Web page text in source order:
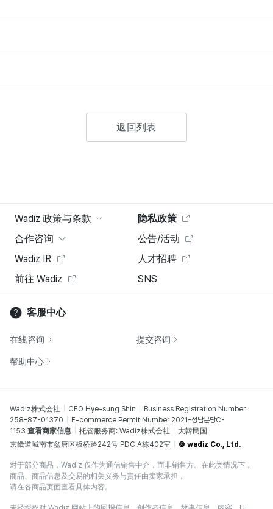
返回列表
Wadiz 政策与条款
隐私政策
合作咨询
公告/活动
Wadiz IR
人才招聘
前往 Wadiz
SNS
客服中心
在线咨询 提交咨询
帮助中心
Wadiz株式会社 CEO Hye-sung Shin
Business Registration Number
258-87-01370
E-commerce Permit Number 2021-성남분당C-
1153 查看商家信息 托管服务商: Wadiz株式会社
大韓民国
京畿道城南市盆唐区板桥路242号 PDC A栋402室
© wadiz Co., Ltd.
对于部分商品，Wadiz 仅作为通信销售中介，而非销售方。在此类情况下，
商品、商品信息及交易的相关义务与责任由卖家承担，
请在各商品页面查看具体内容。